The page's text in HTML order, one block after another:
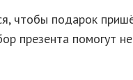
чтобы подарок
презента помогут